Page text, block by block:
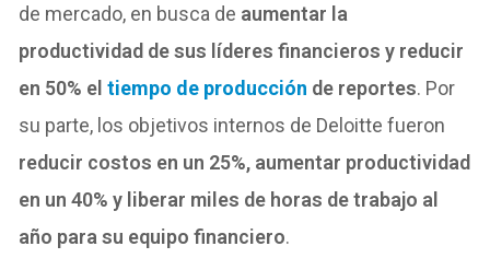
de mercado, en busca de aumentar la
productividad de sus líderes financieros y reducir
en 50% eltiempo de producción de reportes. Por
su parte, los objetivos internos de Deloitte fueron
reducir costos en un 25%, aumentar productividad
en un 40% y liberar miles de horas de trabajo al
año para su equipo financiero.